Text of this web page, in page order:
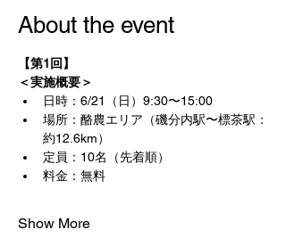
About the event
【第1回】
＜実施概要＞
日時：6/21（日）9:30〜15:00
場所：酪農エリア（磯分内駅〜標茶駅：
約12.6km）
定員：10名（先着順）
料金：無料
Show More